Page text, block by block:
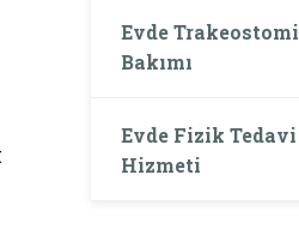
Evde Trakeostomi
Bakımı
Evde Fizik Tedavi
Hizmeti